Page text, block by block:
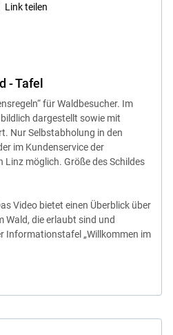
Link teilen
- Tafel
für Waldbesucher. Im
dargestellt sowie mit
Nur Selbstabholung in den
im Kundenservice der
möglich. Größe des Schildes
Video bietet einen Überblick über
Wald, die erlaubt sind und
Informationstafel „Willkommen im